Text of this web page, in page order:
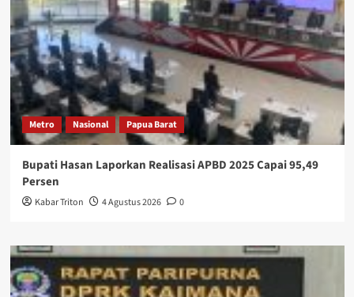
Metro Nasional Papua Barat
Bupati Hasan Laporkan Realisasi APBD 2025 Capai 95,49
Persen
Kabar Triton 4 Agustus 2026 0